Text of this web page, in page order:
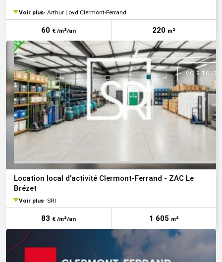
Voir plus Arthur Loyd Clermont-Ferrand
60 € /m²/an 220 m²
VOIR
Location local d'activité Clermont-Ferrand - ZAC Le
Brézet
Voir plus SRI
83 € /m²/an 1 605 m²